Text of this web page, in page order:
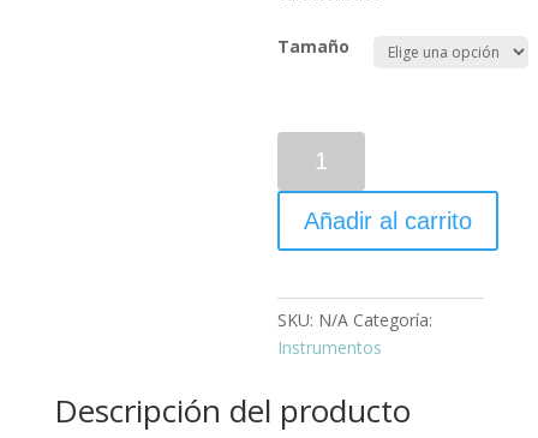
Tamaño
Añadir al carrito
SKU: N/A Categoría:
Instrumentos
Descripción del producto